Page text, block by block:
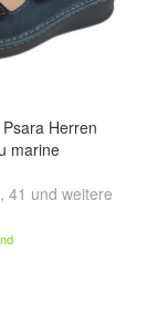
Psara Herren
marine
, 41 und weitere